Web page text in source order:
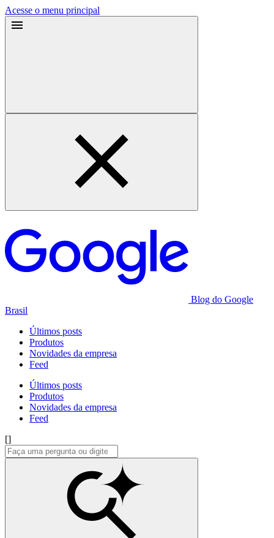
Acesse o menu principal
Blog do Google
Brasil
Últimos posts
Produtos
Novidades da empresa
Feed
Últimos posts
Produtos
Novidades da empresa
Feed
[]